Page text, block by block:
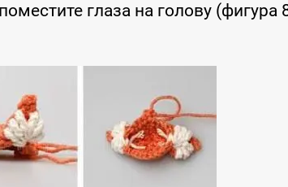
глаза на голову (фигура